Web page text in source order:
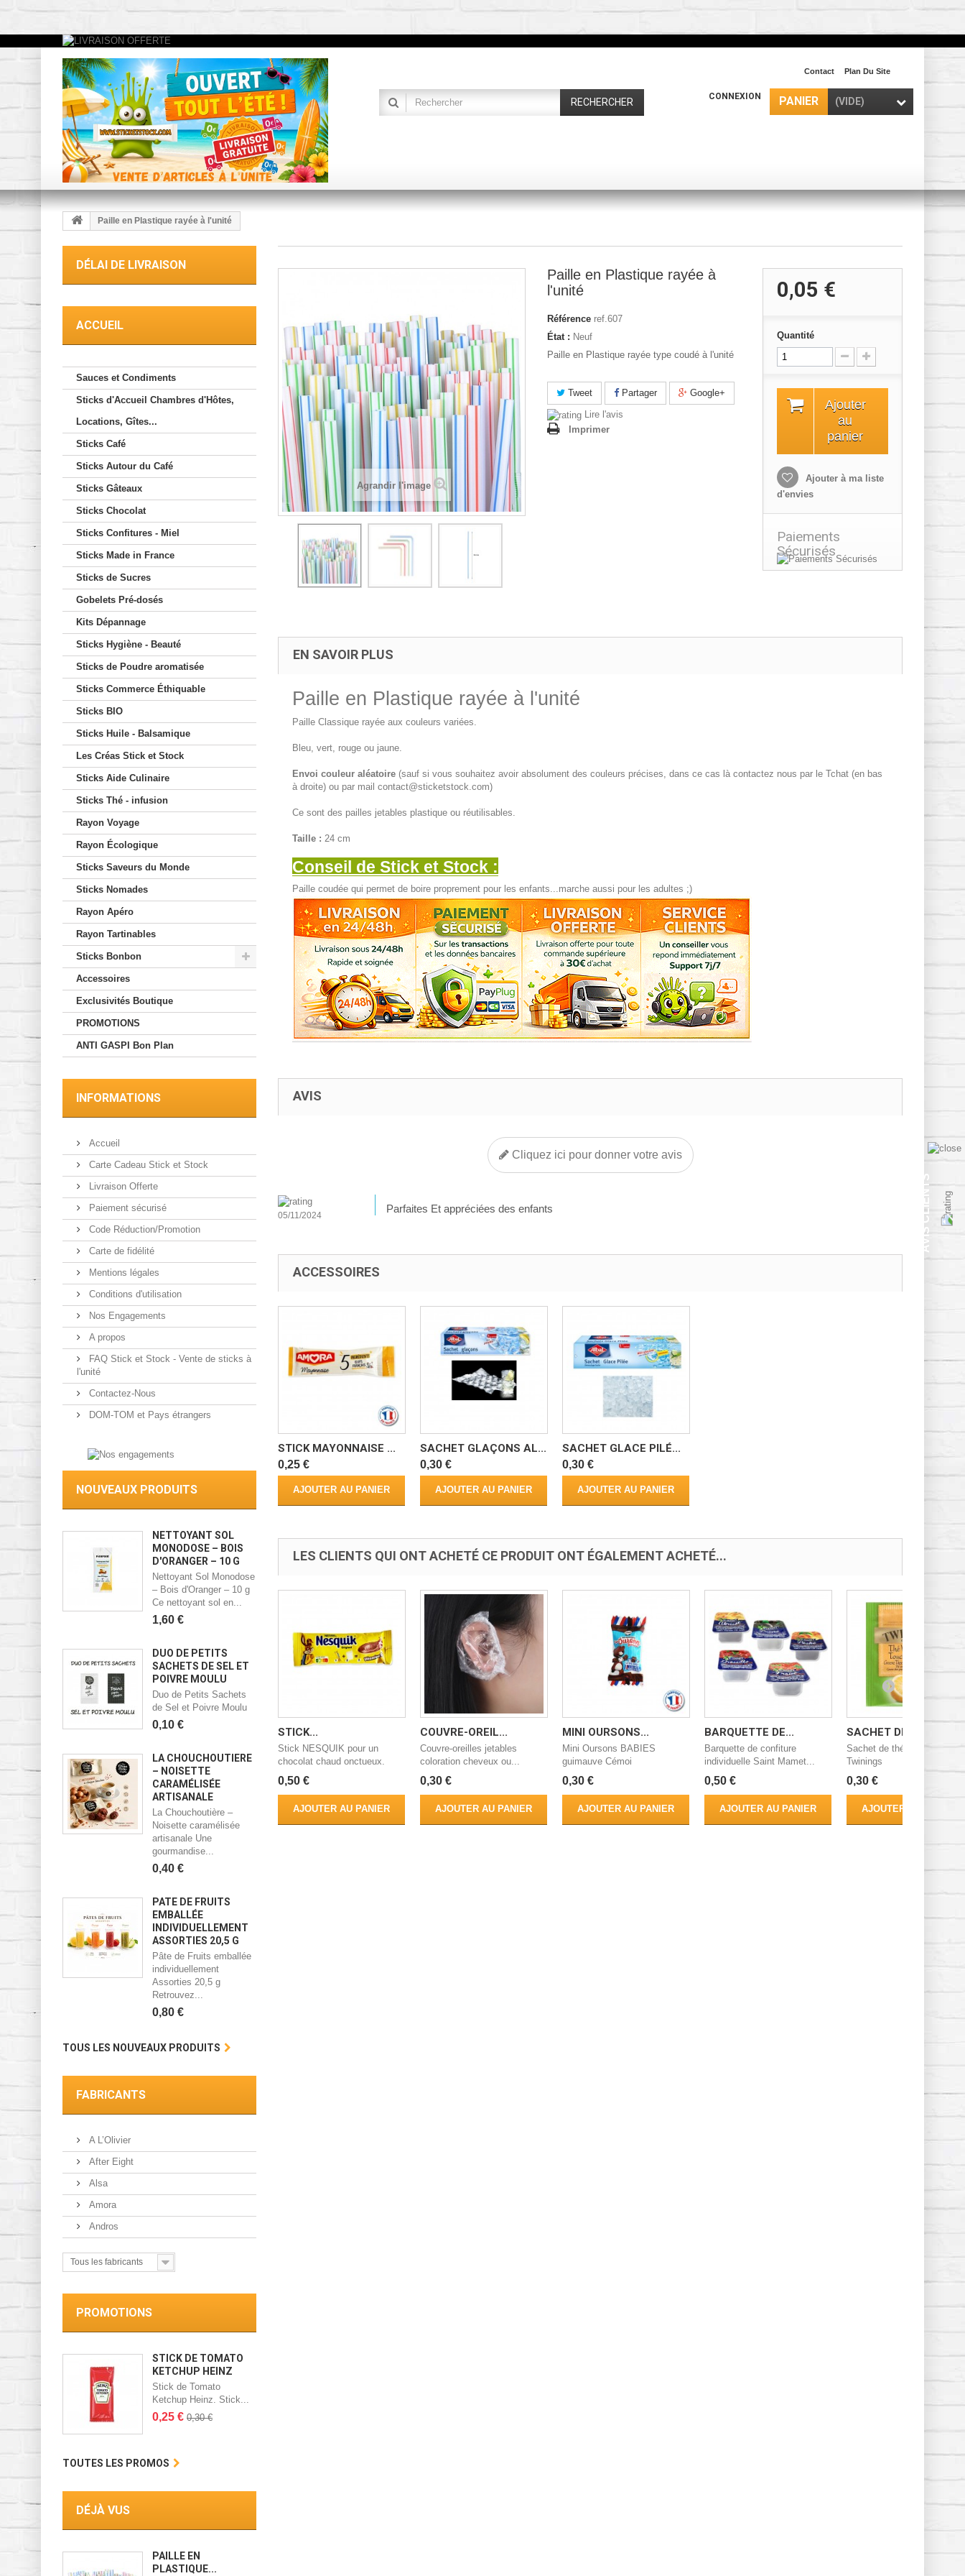
Contact Plan Du Site
PANIER (VIDE)
CONNEXION
RECHERCHER
Paille en Plastique rayée à l'unité
DÉLAI DE LIVRAISON
ACCUEIL
Sauces et Condiments
Sticks d'Accueil Chambres d'Hôtes,
Locations, Gîtes...
Sticks Café
Sticks Autour du Café
Sticks Gâteaux
Sticks Chocolat
Sticks Confitures - Miel
Sticks Made in France
Sticks de Sucres
Gobelets Pré-dosés
Kits Dépannage
Sticks Hygiène - Beauté
Sticks de Poudre aromatisée
Sticks Commerce Éthiquable
Sticks BIO
Sticks Huile - Balsamique
Les Créas Stick et Stock
Sticks Aide Culinaire
Sticks Thé - infusion
Rayon Voyage
Rayon Écologique
Sticks Saveurs du Monde
Sticks Nomades
Rayon Apéro
Rayon Tartinables
Sticks Bonbon
Accessoires
Exclusivités Boutique
PROMOTIONS
ANTI GASPI Bon Plan
INFORMATIONS
Accueil
Carte Cadeau Stick et Stock
Livraison Offerte
Paiement sécurisé
Code Réduction/Promotion
Carte de fidélité
Mentions légales
Conditions d'utilisation
Nos Engagements
A propos
FAQ Stick et Stock - Vente de sticks à
l'unité
Contactez-Nous
DOM-TOM et Pays étrangers
NOUVEAUX PRODUITS
NETTOYANT SOL
MONODOSE – BOIS
D'ORANGER – 10 G
Nettoyant Sol Monodose
– Bois d'Oranger – 10 g
Ce nettoyant sol en...
1,60 €
DUO DE PETITS
SACHETS DE SEL ET
POIVRE MOULU
Duo de Petits Sachets
de Sel et Poivre Moulu
0,10 €
LA CHOUCHOUTIÈRE
– NOISETTE
CARAMÉLISÉE
ARTISANALE
La Chouchoutière –
Noisette caramélisée
artisanale Une
gourmandise...
0,40 €
PÂTE DE FRUITS
EMBALLÉE
INDIVIDUELLEMENT
ASSORTIES 20,5 G
Pâte de Fruits emballée
individuellement
Assorties 20,5 g
Retrouvez...
0,80 €
TOUS LES NOUVEAUX PRODUITS
FABRICANTS
A L’Olivier
After Eight
Alsa
Amora
Andros
Tous les fabricants
PROMOTIONS
STICK DE TOMATO
KETCHUP HEINZ
Stick de Tomato
Ketchup Heinz. Stick...
0,25 € 0,30 €
TOUTES LES PROMOS
DÉJÀ VUS
PAILLE EN
PLASTIQUE...
Agrandir l'image
Paille en Plastique rayée à
l'unité
Référence ref.607
État : Neuf
Paille en Plastique rayée type coudé à l'unité
Tweet Partager
Google+
Lire l'avis
Imprimer
0,05 €
Quantité
Ajouter
au
panier
Ajouter à ma liste
d'envies
Paiements
Sécurisés
EN SAVOIR PLUS
Paille en Plastique rayée à l'unité
Paille Classique rayée aux couleurs variées.
Bleu, vert, rouge ou jaune.
Envoi couleur aléatoire (sauf si vous souhaitez avoir absolument des couleurs précises, dans ce cas là contactez nous par le Tchat (en bas
à droite) ou par mail contact@sticketstock.com)
Ce sont des pailles jetables plastique ou réutilisables.
Taille : 24 cm
Conseil de Stick et Stock :
Paille coudée qui permet de boire proprement pour les enfants...marche aussi pour les adultes ;)
AVIS
Cliquez ici pour donner votre avis
05/11/2024
Parfaites Et appréciées des enfants
ACCESSOIRES
STICK MAYONNAISE ...
0,25 €
AJOUTER AU PANIER
SACHET GLAÇONS AL...
0,30 €
AJOUTER AU PANIER
SACHET GLACE PILÉ...
0,30 €
AJOUTER AU PANIER
LES CLIENTS QUI ONT ACHETÉ CE PRODUIT ONT ÉGALEMENT ACHETÉ...
STICK...
Stick NESQUIK pour un
chocolat chaud onctueux.
0,50 €
AJOUTER AU PANIER
COUVRE-OREIL...
Couvre-oreilles jetables
coloration cheveux ou...
0,30 €
AJOUTER AU PANIER
MINI OURSONS...
Mini Oursons BABIES
guimauve Cémoi
0,30 €
AJOUTER AU PANIER
BARQUETTE DE...
Barquette de confiture
individuelle Saint Mamet...
0,50 €
AJOUTER AU PANIER
SACHET DE...
Sachet de thé Vert Citron
Twinings
0,30 €
AJOUTER AU PANIER
AVIS CLIENTS